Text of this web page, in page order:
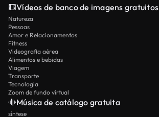
Vídeos de banco de imagens gratuitos
Natureza
Pessoas
Amor e Relacionamentos
Fitness
Videografia aérea
Alimentos e bebidas
Viagem
Transporte
Tecnologia
Zoom de fundo virtual
Música de catálogo gratuita
síntese